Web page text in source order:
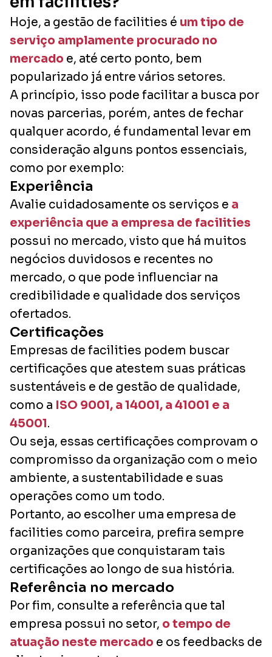
Hoje, a gestão de facilities é um tipo de
serviço amplamente procurado no
mercado e, até certo ponto, bem
popularizado já entre vários setores.
A princípio, isso pode facilitar a busca por
novas parcerias, porém, antes de fechar
qualquer acordo, é fundamental levar em
consideração alguns pontos essenciais,
como por exemplo:
Experiência
Avalie cuidadosamente os serviços e a
experiência que a empresa de facilities
possui no mercado, visto que há muitos
negócios duvidosos e recentes no
mercado, o que pode influenciar na
credibilidade e qualidade dos serviços
ofertados.
Certificações
Empresas de facilities podem buscar
certificações que atestem suas práticas
sustentáveis e de gestão de qualidade,
como a ISO 9001, a 14001, a 41001 e a
45001.
Ou seja, essas certificações comprovam o
compromisso da organização com o meio
ambiente, a sustentabilidade e suas
operações como um todo.
Portanto, ao escolher uma empresa de
facilities como parceira, prefira sempre
organizações que conquistaram tais
certificações ao longo de sua história.
Referência no mercado
Por fim, consulte a referência que tal
empresa possui no setor, o tempo de
atuação neste mercado e os feedbacks de